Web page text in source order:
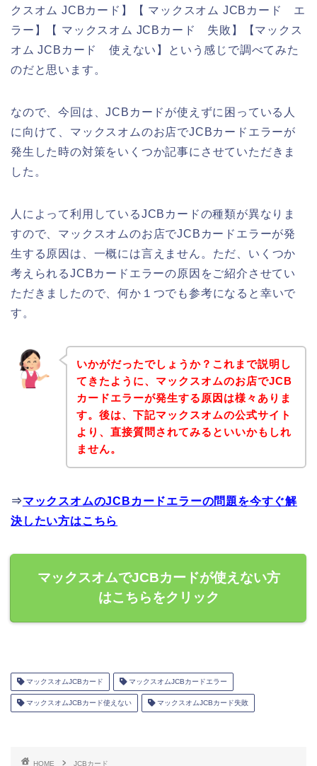
クスオム JCBカード】【 マックスオム JCBカード エ
ラー】【 マックスオム JCBカード 失敗】【マックス
オム JCBカード 使えない】という感じで調べてみた
のだと思います。
なので、今回は、JCBカードが使えずに困っている人
に向けて、マックスオムのお店でJCBカードエラーが
発生した時の対策をいくつか記事にさせていただきま
した。
人によって利用しているJCBカードの種類が異なりま
すので、マックスオムのお店でJCBカードエラーが発
生する原因は、一概には言えません。ただ、いくつか
考えられるJCBカードエラーの原因をご紹介させてい
ただきましたので、何か１つでも参考になると幸いで
す。
いかがだったでしょうか？これまで説明し
てきたように、マックスオムのお店でJCB
カードエラーが発生する原因は様々ありま
す。後は、下記マックスオムの公式サイト
より、直接質問されてみるといいかもしれ
ません。
⇒マックスオムのJCBカードエラーの問題を今すぐ解
決したい方はこちら
マックスオムでJCBカードが使えない方
はこちらをクリック
マックスオムJCBカード マックスオムJCBカードエラー
マックスオムJCBカード使えない マックスオムJCBカード失敗
HOME JCBカード